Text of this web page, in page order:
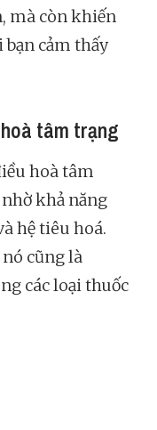
mà còn khiến
cảm thấy
tâm trạng
hoà tâm
khả năng
hệ tiêu hoá.
cũng là
các loại thuốc